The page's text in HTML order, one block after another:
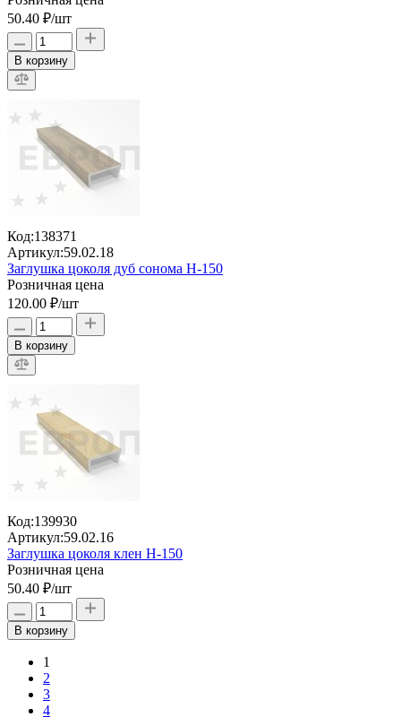
50.40 ₽/шт
В корзину
Код:138371
Артикул:59.02.18
Заглушка цоколя дуб сонома H-150
Розничная цена
120.00 ₽/шт
В корзину
Код:139930
Артикул:59.02.16
Заглушка цоколя клен H-150
Розничная цена
50.40 ₽/шт
В корзину
1
2
3
4